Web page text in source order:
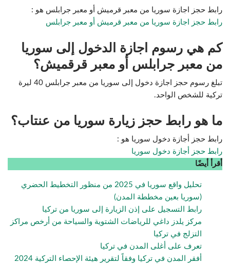
رابط حجز اجازة سوريا من معبر قرميش أو معبر جرابلس هو :
رابط حجز اجازة سوريا من معبر قرميش أو معبر جرابلس
كم هي رسوم اجازة الدخول إلى سوريا
من معبر جرابلس أو معبر قرقميش؟
تبلغ رسوم حجز اجازة دخول إلى سوريا من معبر جرابلس 40 ليرة
تركية للشخص الواحد.
ما هو رابط حجز زيارة سوريا من عنتاب؟
رابط حجز أجازة دخول سوريا هو :
رابط حجز أجازة دخول سوريا
أقرأ أيضًا
تحليل واقع سوريا في 2025 من منظور التخطيط الحضري
(سوريا بعين مخططة المدن)
رابط التسجيل على إذن الزيارة إلى سوريا من تركيا
مركز يلدز داغي للرياضات الشتوية والسياحة من أرخص مراكز
التزلج في تركيا
تعرف على أغلى المدن في تركيا
أفقر المدن في تركيا وفقاً لتقرير هيئة الإحصاء التركية 2024